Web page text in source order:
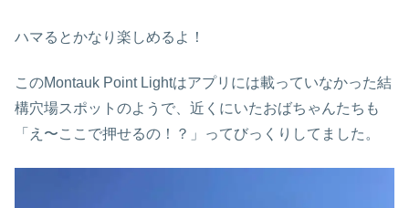
ハマるとかなり楽しめるよ！
このMontauk Point Lightはアプリには載っていなかった結
構穴場スポットのようで、近くにいたおばちゃんたちも
「え〜ここで押せるの！？」ってびっくりしてました。